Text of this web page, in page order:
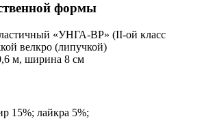
формы
«УНГА-ВР» (II-ой класс
велкро (липучкой)
м, ширина 8 см
15%; лайкра 5%;